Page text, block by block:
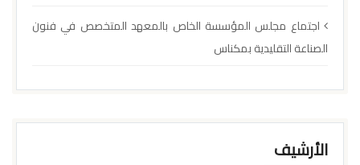
اجتماع مجلس المؤسسة الخاص بالمعهد المتخصص في فنون
الصناعة التقليدية بمكناس
الأرشيف